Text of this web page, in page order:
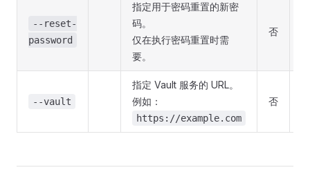
--reset-
password
指定用于密码重置的新密
码。
仅在执行密码重置时需
要。
否
--vault
指定 Vault 服务的 URL。
例如：
https://example.com
否